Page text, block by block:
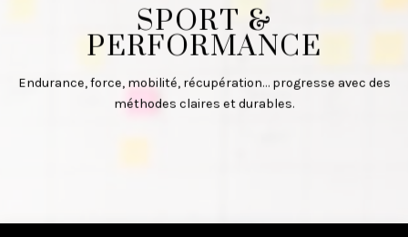
SPORT &
PERFORMANCE
Endurance, force, mobilité, récupération… progresse avec des
méthodes claires et durables.